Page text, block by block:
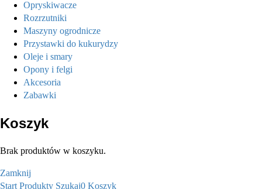
Opryskiwacze
Rozrzutniki
Maszyny ogrodnicze
Przystawki do kukurydzy
Oleje i smary
Opony i felgi
Akcesoria
Zabawki
Koszyk
Brak produktów w koszyku.
Zamknij
StartProdukty Szukaj0 Koszyk